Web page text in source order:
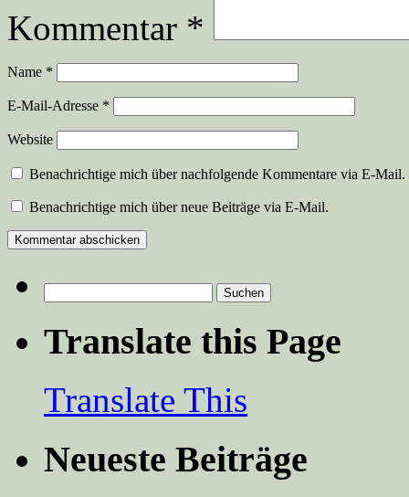
Kommentar *
Name *
E-Mail-Adresse *
Website
Benachrichtige mich über nachfolgende Kommentare via E-Mail.
Benachrichtige mich über neue Beiträge via E-Mail.
nach:
Translate this Page
Translate This
Neueste Beiträge